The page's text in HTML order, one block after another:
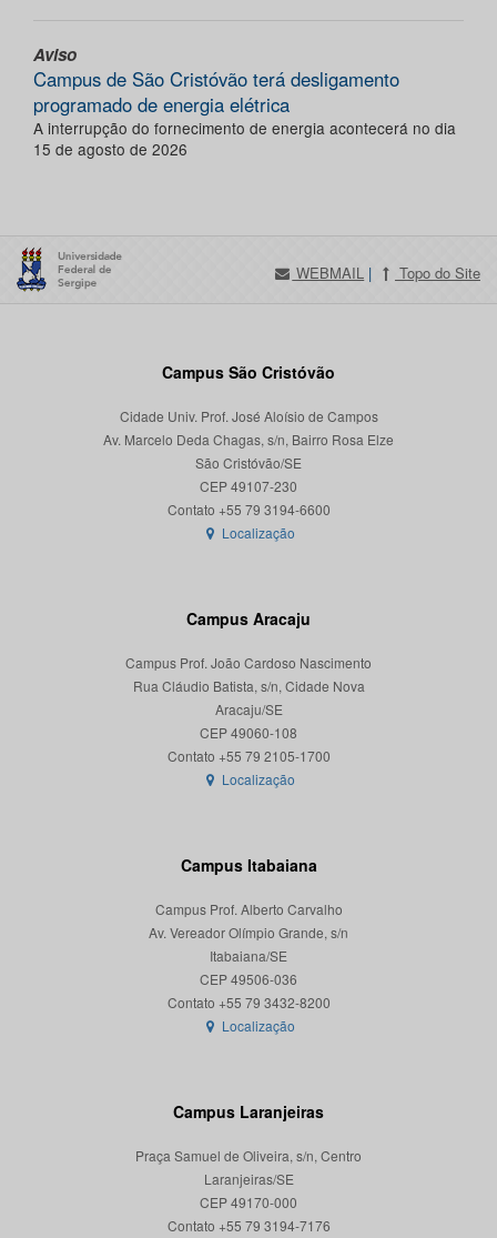
Aviso
Campus de São Cristóvão terá desligamento
programado de energia elétrica
A interrupção do fornecimento de energia acontecerá no dia
15 de agosto de 2026
WEBMAIL | Topo do Site
Campus São Cristóvão
Cidade Univ. Prof. José Aloísio de Campos
Av. Marcelo Deda Chagas, s/n, Bairro Rosa Elze
São Cristóvão/SE
CEP 49107-230
Localização
Campus Aracaju
Campus Prof. João Cardoso Nascimento
Rua Cláudio Batista, s/n, Cidade Nova
Aracaju/SE
CEP 49060-108
Localização
Campus Itabaiana
Campus Prof. Alberto Carvalho
Av. Vereador Olímpio Grande, s/n
Itabaiana/SE
CEP 49506-036
Localização
Campus Laranjeiras
Praça Samuel de Oliveira, s/n, Centro
Laranjeiras/SE
CEP 49170-000